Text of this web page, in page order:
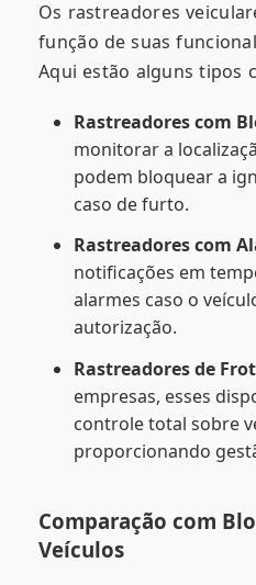
Os rastreadores
função de suas
Aqui estão alguns tipos
Rastreadores com
monitorar a
podem bloquear a
caso de furto.
Rastreadores com
notificações em
alarmes caso o
autorização.
Rastreadores de
empresas, esses
controle total sobre
proporcionando
Comparação com
Veículos